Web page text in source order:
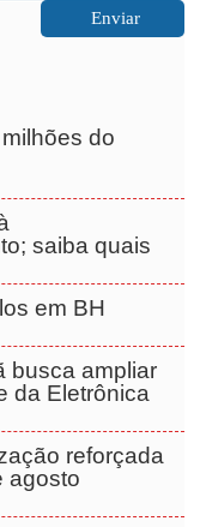
do
saiba quais
em BH
busca ampliar
da Eletrônica
reforçada
agosto